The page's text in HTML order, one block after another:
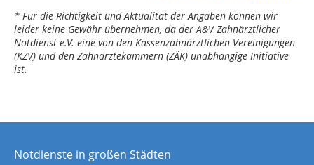
* Für die Richtigkeit und Aktualität der Angaben können wir
leider keine Gewähr übernehmen, da der A&V Zahnärztlicher
Notdienst e.V. eine von den Kassenzahnärztlichen Vereinigungen
(KZV) und den Zahnärztekammern (ZÄK) unabhängige Initiative
ist.
Notdienste in großen Städten